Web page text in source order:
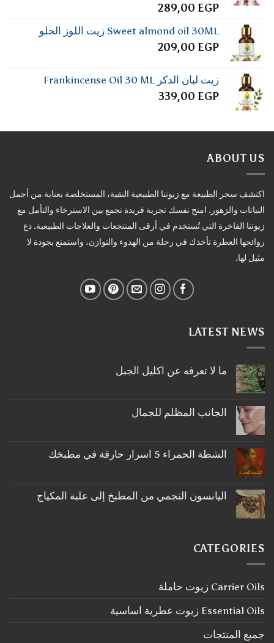
تم
4.00من
5
289,00 EGP
Sweet almond oil 30ML زيت اللوز الحلو
209,00 EGP
زيت لبان الدكر Frankincense Oil 30 ML
339,00 EGP
ABOUT US
اكتشف سحر الطبيعة مع زيوتنا الطبيعية النقية، المستخلصة بعناية من أجمل
النباتات والزهور. امنح نفسك تجربة فريدة تجمع بين الاسترخاء والتأمل مع
زيوتنا الفاخرة التي تُستخدم في أرقى المنتجعات والعلاجات الطبيعية. دع
روائحها العطرة تأخذك في رحلة من الهدوء والتوازن، واستمتع بجودة لا
مثيل لها.
LATEST NEWS
ما لا تعرفه عن اكليل الجبل
على
ما
اكليل
الجبل
الجانب المظلم للجمال
على
الجانب
الشطة الحمراء 5 اسرار حارقة في مطبخك
على
الشطة
في
مطبخك
اليانسون النجمي من المطبخ إلى علبة المكياج
اليانسون
النجمي
علبة
المكياج
CATEGORIES
Carrier Oils زيوت حاملة
Essential Oils زيوت عطرية اساسية
جميع المنتجات